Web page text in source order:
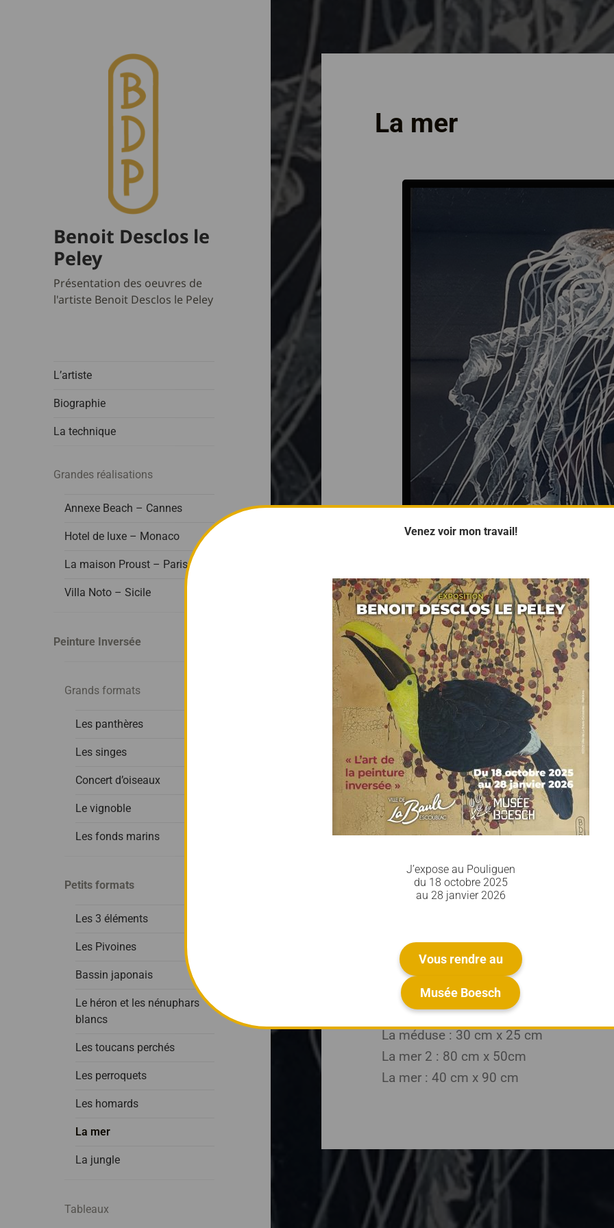
Benoit Desclos le
Peley
Présentation des oeuvres de
l'artiste Benoit Desclos le Peley
L’artiste
Biographie
La technique
Grandes réalisations
Annexe Beach – Cannes
Hotel de luxe – Monaco
La maison Proust – Paris
Villa Noto – Sicile
Peinture Inversée
Grands formats
Les panthères
Les singes
Concert d’oiseaux
Le vignoble
Les fonds marins
Petits formats
Les 3 éléments
Les Pivoines
Bassin japonais
Le héron et les nénuphars
blancs
Les toucans perchés
Les perroquets
Les homards
La mer
La jungle
Tableaux
La mer
Tableaux en peinture inversée sur verre.
Crabe : 50 cm x 50 cm
Saint Pierre : 50 cm x 50 cm
La méduse 2 : 40 cm x 90 cm
La méduse : 30 cm x 25 cm
La mer 2 : 80 cm x 50cm
La mer : 40 cm x 90 cm
Venez voir mon travail!
J’expose au Pouliguen
du 18 octobre 2025
au 28 janvier 2026
Vous rendre au
Musée Boesch